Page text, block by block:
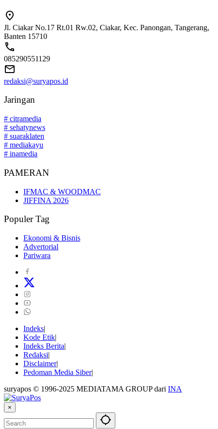
Jl. Ciakar No.17 Rt.01 Rw.02, Ciakar, Kec. Panongan, Tangerang,
Banten 15710
085290551129
redaksi@suryapos.id
Jaringan
# citramedia
# sehatynews
# suaraklaten
# mediakayu
# inamedia
PAMERAN
IFMAC & WOODMAC
JIFFINA 2026
Populer Tag
Ekonomi & Bisnis
Advertorial
Pariwara
Indeks
Kode Etik
Indeks Berita
Redaksi
Disclaimer
Pedoman Media Siber
suryapos © 1996-2025 MEDIATAMA GROUP dari INA
×